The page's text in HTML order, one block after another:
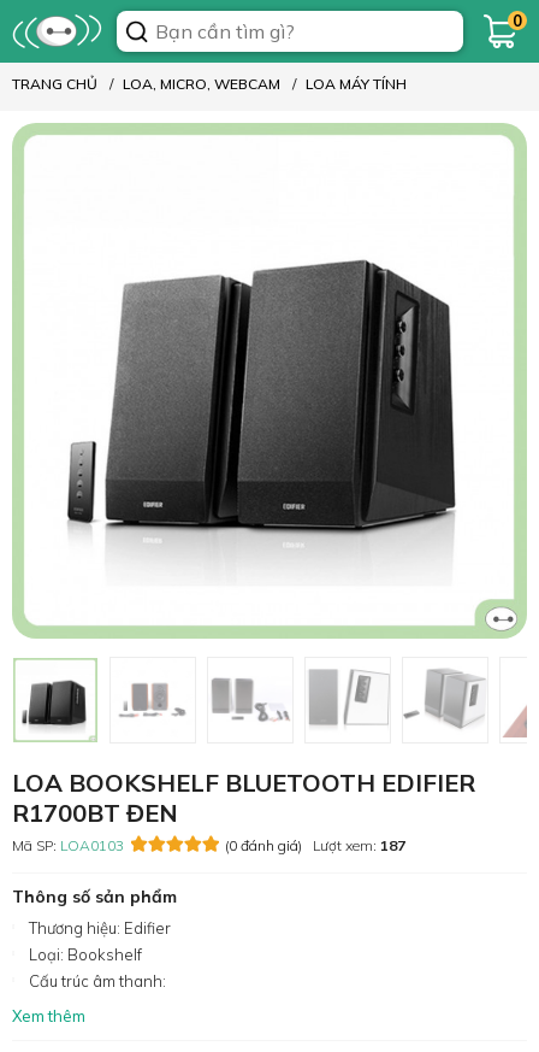
0
TRANG CHỦ LOA, MICRO, WEBCAM LOA MÁY TÍNH
LOA BOOKSHELF BLUETOOTH EDIFIER
R1700BT ĐEN
Mã SP: LOA0103 (0 đánh giá) Lượt xem: 187
Thông số sản phẩm
Thương hiệu: Edifier
Loại: Bookshelf
Cấu trúc âm thanh:
Xem thêm